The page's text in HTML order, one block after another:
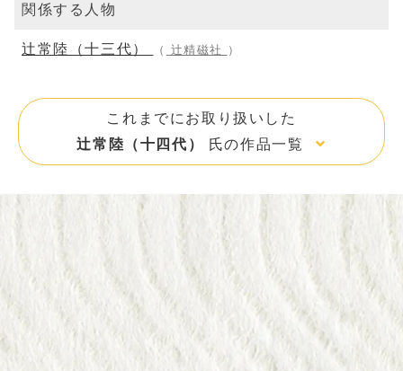
関係する人物
辻常陸（十三代） （ 辻精磁社 ）
これまでにお取り扱いした
辻常陸（十四代）
氏の作品一覧